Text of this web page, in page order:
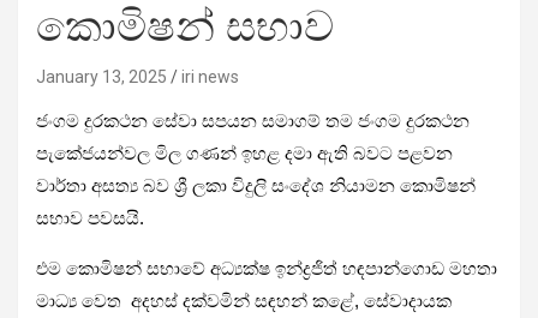
කොමිෂන් සභාව
January 13, 2025 iri news
ජංගම දුරකථන සේවා සපයන සමාගම් තම ජංගම දුරකථන
පැකේජයන්වල මිල ගණන් ඉහළ දමා ඇති බවට පළවන
වාර්තා අසත්‍ය බව ශ්‍රී ලකා විදුලි සංදේශ නියාමන කොමිෂන්
සභාව පවසයි.
එම කොමිෂන් සභාවේ අධ්‍යක්ෂ ඉන්ද්‍රජිත් හඳපාන්ගොඩ මහතා
මාධ්‍ය වෙත අදහස් දක්වමින් සඳහන් කළේ, සේවාදායක